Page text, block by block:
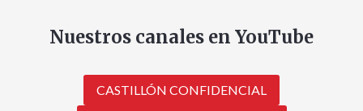
Nuestros canales en YouTube
CASTILLÓN CONFIDENCIAL